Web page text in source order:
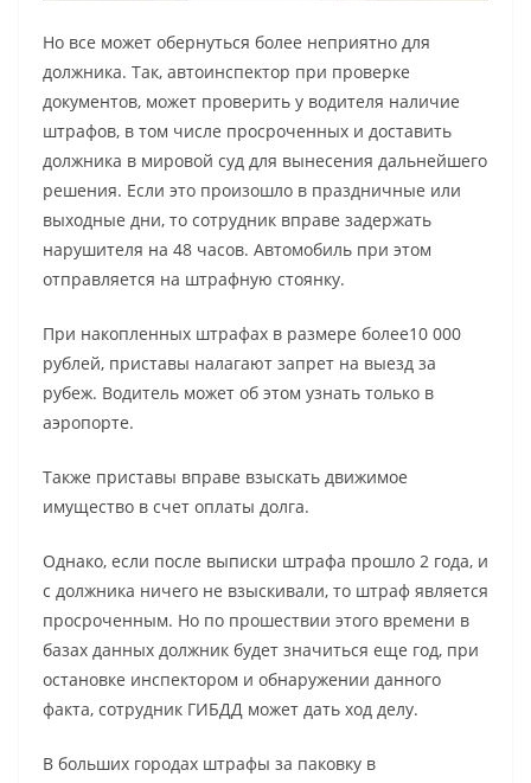
Но все может обернуться более неприятно для
должника. Так, автоинспектор при проверке
документов, может проверить у водителя наличие
штрафов, в том числе просроченных и доставить
должника в мировой суд для вынесения дальнейшего
решения. Если это произошло в праздничные или
выходные дни, то сотрудник вправе задержать
нарушителя на 48 часов. Автомобиль при этом
отправляется на штрафную стоянку.
При накопленных штрафах в размере более10 000
рублей, приставы налагают запрет на выезд за
рубеж. Водитель может об этом узнать только в
аэропорте.
Также приставы вправе взыскать движимое
имущество в счет оплаты долга.
Однако, если после выписки штрафа прошло 2 года, и
с должника ничего не взыскивали, то штраф является
просроченным. Но по прошествии этого времени в
базах данных должник будет значиться еще год, при
остановке инспектором и обнаружении данного
факта, сотрудник ГИБДД может дать ход делу.
В больших городах штрафы за паковку в